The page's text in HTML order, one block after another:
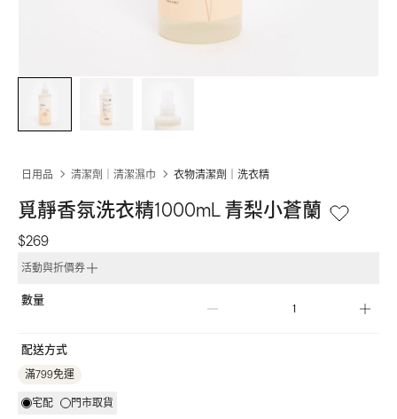
日用品 清潔劑｜清潔濕巾 衣物清潔劑｜洗衣精
覓靜香氛洗衣精1000mL 青梨小蒼蘭
$269
活動與折價券
數量
配送方式
滿799免運
宅配 門市取貨